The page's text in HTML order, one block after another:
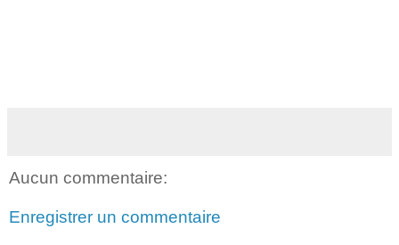
Aucun commentaire:
Enregistrer un commentaire